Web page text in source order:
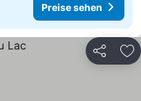
Preise sehen
Teilen